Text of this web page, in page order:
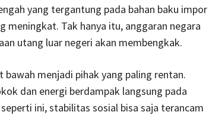
yang tergantung pada bahan baku impor
meningkat. Tak hanya itu, anggaran negara
utang luar negeri akan membengkak.
menjadi pihak yang paling rentan.
dan energi berdampak langsung pada
ini, stabilitas sosial bisa saja terancam